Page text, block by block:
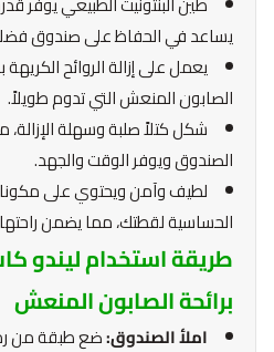
يساعد في الحفاظ على صندوق
يعمل على إزالة الروائح
الصابون المنعش التي تدوم طويلاً.
شكل كتلاً صلبة وسهلة
الصندوق ويوفر الوقت والجهد.
لطيف وآمن ويحتوي على
الحساسية لقطتك، مما يضمن
طريقة استخدام ليندو
برائحة الصابون المنعش
املأ الصندوق:ضع طبقة من